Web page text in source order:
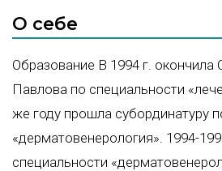
О себе
Образование В 1994 г.
Павлова по специальности
же году прошла субординатуру
«дерматовенерология». 1994-
специальности